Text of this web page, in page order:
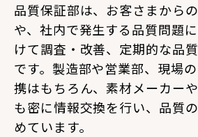
品質保証部は、お客さまから
や、社内で発生する品質問題
けて調査・改善、定期的な品
です。製造部や営業部、現場
携はもちろん、素材メーカー
も密に情報交換を行い、品質
めています。